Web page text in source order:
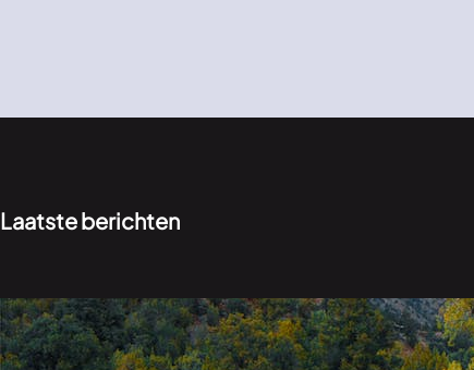
Laatste berichten
Verkenningen in het groen: de onontdekte
schoonheid van de natuur